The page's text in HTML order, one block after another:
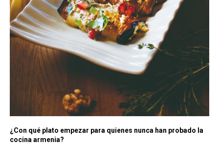
¿Con qué plato empezar para quienes nunca han probado la
cocina armenia?